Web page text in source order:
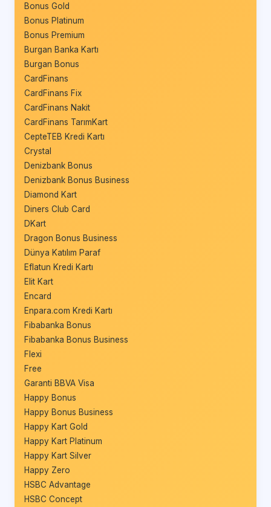
Bonus Gold
Bonus Platinum
Bonus Premium
Burgan Banka Kartı
Burgan Bonus
CardFinans
CardFinans Fix
CardFinans Nakit
CardFinans TarımKart
CepteTEB Kredi Kartı
Crystal
Denizbank Bonus
Denizbank Bonus Business
Diamond Kart
Diners Club Card
DKart
Dragon Bonus Business
Dünya Katılım Paraf
Eflatun Kredi Kartı
Elit Kart
Encard
Enpara.com Kredi Kartı
Fibabanka Bonus
Fibabanka Bonus Business
Flexi
Free
Garanti BBVA Visa
Happy Bonus
Happy Bonus Business
Happy Kart Gold
Happy Kart Platinum
Happy Kart Silver
Happy Zero
HSBC Advantage
HSBC Concept